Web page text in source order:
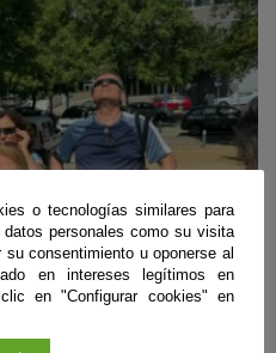
o tecnologías similares para
personales como su visita
consentimiento u oponerse al
en intereses legítimos en
en "Configurar cookies" en